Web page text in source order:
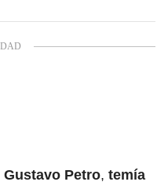
Gustavo Petro, temía